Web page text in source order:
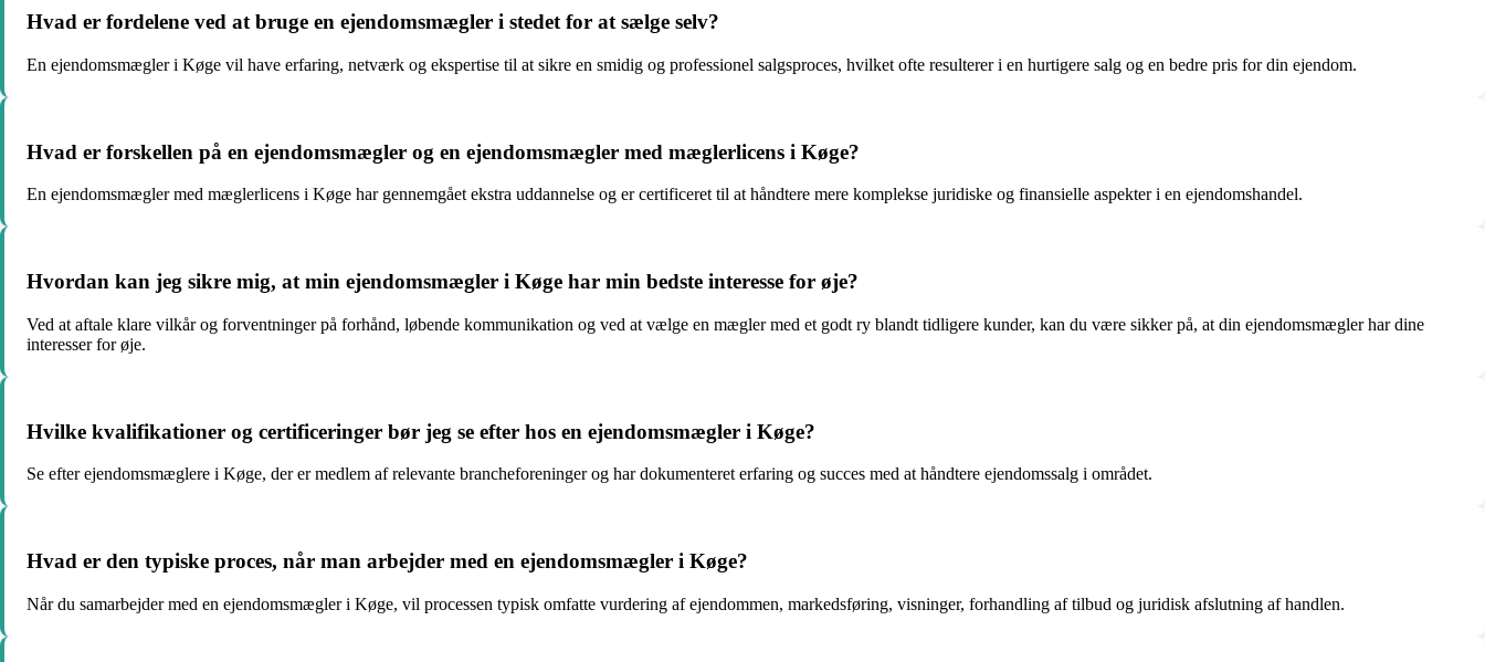
Hvad er fordelene ved at bruge en ejendomsmægler i stedet for at sælge selv?
En ejendomsmægler i Køge vil have erfaring, netværk og ekspertise til at sikre en smidig og professionel salgsproces, hvilket ofte resulterer i en hurtigere salg og en bedre pris for din ejendom.
Hvad er forskellen på en ejendomsmægler og en ejendomsmægler med mæglerlicens i Køge?
En ejendomsmægler med mæglerlicens i Køge har gennemgået ekstra uddannelse og er certificeret til at håndtere mere komplekse juridiske og finansielle aspekter i en ejendomshandel.
Hvordan kan jeg sikre mig, at min ejendomsmægler i Køge har min bedste interesse for øje?
Ved at aftale klare vilkår og forventninger på forhånd, løbende kommunikation og ved at vælge en mægler med et godt ry blandt tidligere kunder, kan du være sikker på, at din ejendomsmægler har dine
interesser for øje.
Hvilke kvalifikationer og certificeringer bør jeg se efter hos en ejendomsmægler i Køge?
Se efter ejendomsmæglere i Køge, der er medlem af relevante brancheforeninger og har dokumenteret erfaring og succes med at håndtere ejendomssalg i området.
Hvad er den typiske proces, når man arbejder med en ejendomsmægler i Køge?
Når du samarbejder med en ejendomsmægler i Køge, vil processen typisk omfatte vurdering af ejendommen, markedsføring, visninger, forhandling af tilbud og juridisk afslutning af handlen.